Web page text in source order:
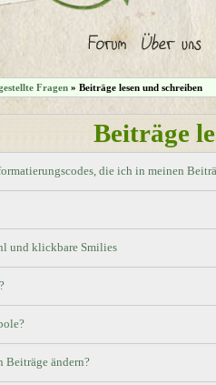
Fragen» Beiträge lesen und schreiben
Beiträge
die ich in meinen
und klickbare Smilies
Beiträge ändern?